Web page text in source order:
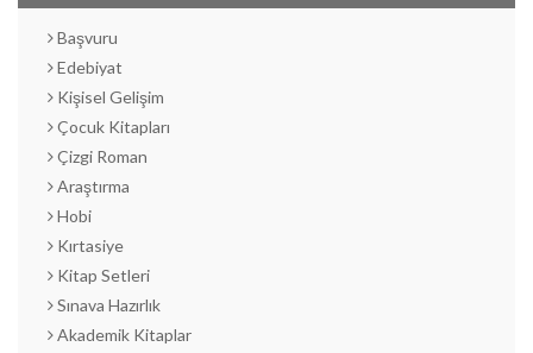
Başvuru
Edebiyat
Kişisel Gelişim
Çocuk Kitapları
Çizgi Roman
Araştırma
Hobi
Kırtasiye
Kitap Setleri
Sınava Hazırlık
Akademik Kitaplar